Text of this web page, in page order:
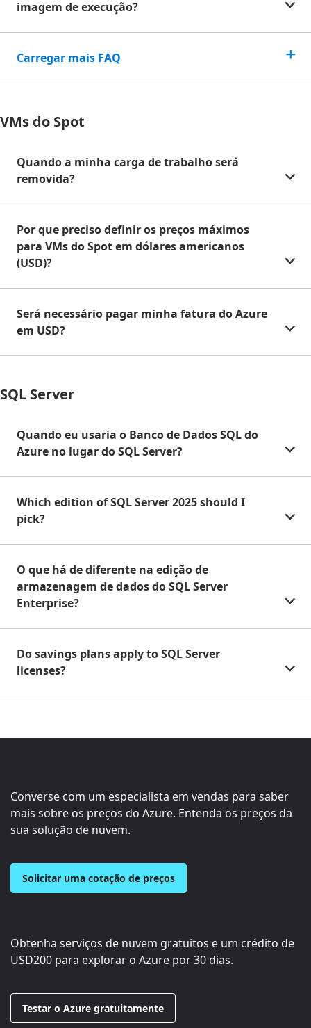
imagem de execução?
Carregar mais FAQ
VMs do Spot
Quando a minha carga de trabalho será
removida?
Por que preciso definir os preços máximos
para VMs do Spot em dólares americanos
(USD)?
Será necessário pagar minha fatura do Azure
em USD?
SQL Server
Quando eu usaria o Banco de Dados SQL do
Azure no lugar do SQL Server?
Which edition of SQL Server 2025 should I
pick?
O que há de diferente na edição de
armazenagem de dados do SQL Server
Enterprise?
Do savings plans apply to SQL Server
licenses?
Converse com um especialista em vendas para saber
mais sobre os preços do Azure. Entenda os preços da
sua solução de nuvem.
Solicitar uma cotação de preços
Obtenha serviços de nuvem gratuitos e um crédito de
USD200 para explorar o Azure por 30 dias.
Testar o Azure gratuitamente